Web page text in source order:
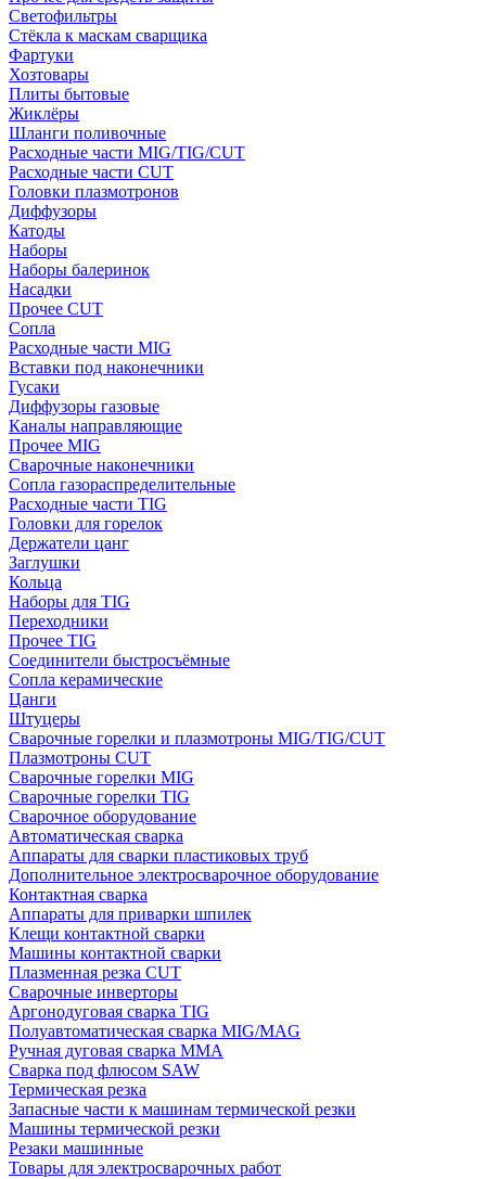
Светофильтры
Стёкла к маскам сварщика
Фартуки
Хозтовары
Плиты бытовые
Жиклёры
Шланги поливочные
Расходные части MIG/TIG/CUT
Расходные части CUT
Головки плазмотронов
Диффузоры
Катоды
Наборы
Наборы балеринок
Насадки
Прочее CUT
Сопла
Расходные части MIG
Вставки под наконечники
Гусаки
Диффузоры газовые
Каналы направляющие
Прочее MIG
Сварочные наконечники
Сопла газораспределительные
Расходные части TIG
Головки для горелок
Держатели цанг
Заглушки
Кольца
Наборы для TIG
Переходники
Прочее TIG
Соединители быстросъёмные
Сопла керамические
Цанги
Штуцеры
Сварочные горелки и плазмотроны MIG/TIG/CUT
Плазмотроны CUT
Сварочные горелки MIG
Сварочные горелки TIG
Сварочное оборудование
Автоматическая сварка
Аппараты для сварки пластиковых труб
Дополнительное электросварочное оборудование
Контактная сварка
Аппараты для приварки шпилек
Клещи контактной сварки
Машины контактной сварки
Плазменная резка CUT
Сварочные инверторы
Аргонодуговая сварка TIG
Полуавтоматическая сварка MIG/MAG
Ручная дуговая сварка MMA
Сварка под флюсом SAW
Термическая резка
Запасные части к машинам термической резки
Машины термической резки
Резаки машинные
Товары для электросварочных работ